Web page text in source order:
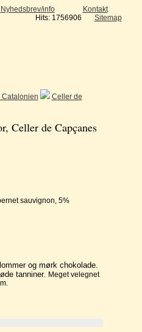
Nyhedsbrev/info
Kontakt
Hits: 1756906
Sitemap
Catalonien
Celler de
Celler de Capçanes
sauvignon, 5%
og mørk chokolade.
tanniner. Meget velegnet